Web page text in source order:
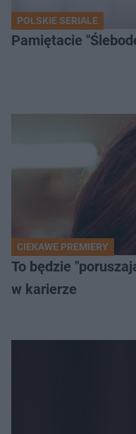
POLSKIE SERIALE
Pamiętacie
CIEKAWE PREMIERY
To będzie
w karierze